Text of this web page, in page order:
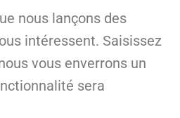
nous lançons des
intéressent. Saisissez
vous enverrons un
sera